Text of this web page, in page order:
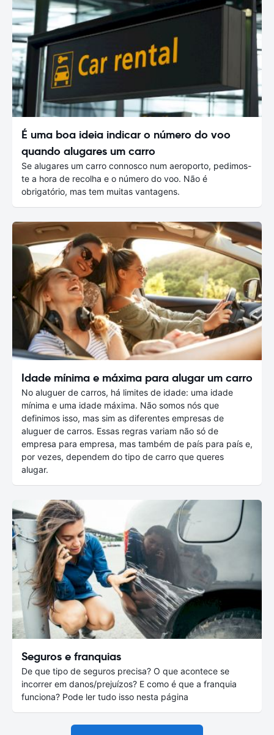
É uma boa ideia indicar o número do voo
quando alugares um carro
Se alugares um carro connosco num aeroporto, pedimos-
te a hora de recolha e o número do voo. Não é
obrigatório, mas tem muitas vantagens.
Idade mínima e máxima para alugar um carro
No aluguer de carros, há limites de idade: uma idade
mínima e uma idade máxima. Não somos nós que
definimos isso, mas sim as diferentes empresas de
aluguer de carros. Essas regras variam não só de
empresa para empresa, mas também de país para país e,
por vezes, dependem do tipo de carro que queres
alugar.
Seguros e franquias
De que tipo de seguros precisa? O que acontece se
incorrer em danos/prejuízos? E como é que a franquia
funciona? Pode ler tudo isso nesta página